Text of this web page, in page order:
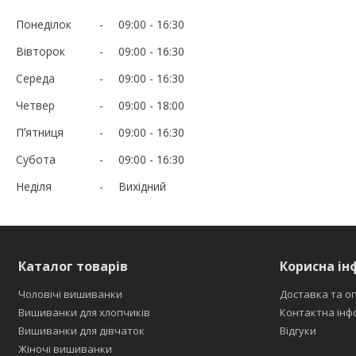
Понеділок 09:00
16:30
Вівторок
09:00
16:30
Середа
09:00
16:30
Четвер
09:00
18:00
Пʼятниця
09:00
16:30
Субота
09:00
16:30
Неділя
Вихідний
Каталог товарів
Чоловічі вишиванки
Вишиванки для хлопчиків
Вишиванки для дівчаток
Жіночі вишиванки
Корисна
Доставка та
Контактна
Відгуки